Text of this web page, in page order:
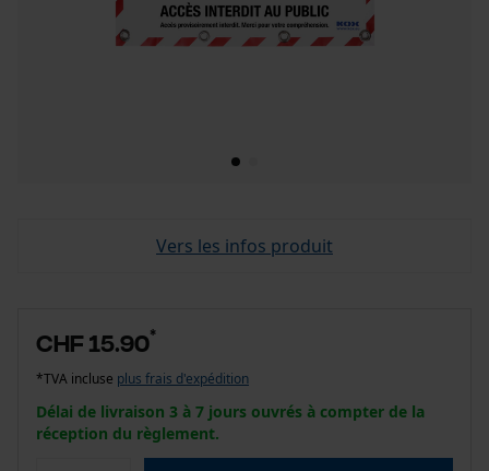
Vers les infos produit
CHF 15.90*
*TVA incluse plus frais d'expédition
Délai de livraison 3 à 7 jours ouvrés à compter de la
réception du règlement.